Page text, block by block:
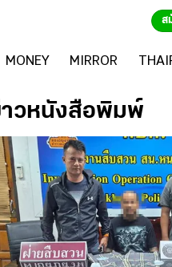
ส
MONEY MIRROR
วหนังสือพิมพ์